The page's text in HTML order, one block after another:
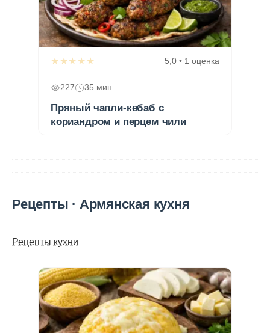
★★★★★ 5,0 • 1 оценка
227 35 мин
Пряный чапли-кебаб с
кориандром и перцем чили
Рецепты · Армянская кухня
Рецепты кухни